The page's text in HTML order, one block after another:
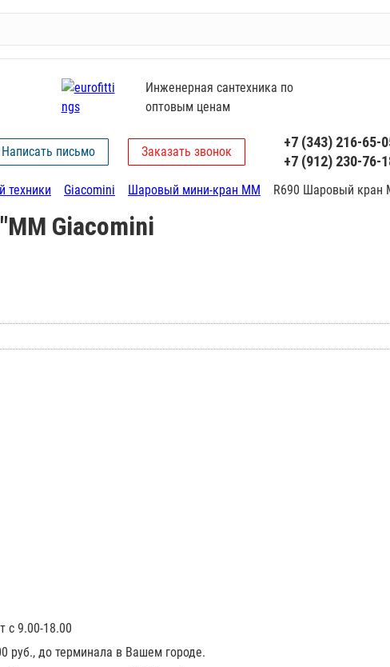
Инженерная сантехника по
оптовым ценам
Написать письмо Заказать звонок
+7 (343) 216-65-
+7 (912) 230-76-
техники Giacomini Шаровый мини-кран ММ R690 Шаровый
Giacomini
с 9.00-18.00
руб., до терминала в Вашем городе.